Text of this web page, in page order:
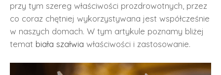
przy tym szereg właściwości prozdrowotnych, przez
co coraz chętniej wykorzystywana jest współcześnie
w naszych domach. W tym artykule poznamy bliżej
temat biała szałwia właściwości i zastosowanie.